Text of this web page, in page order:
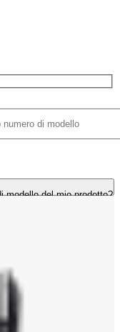
modello del mio prodotto?